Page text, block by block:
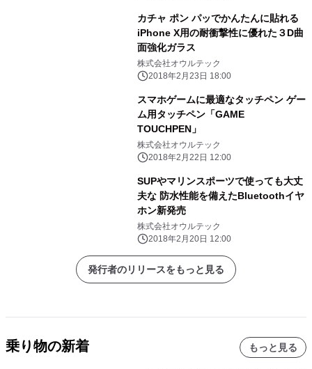
カチャ ポン パッでかんたんに貼れる
iPhone X用の耐衝撃性に優れた３D曲
面強化ガラス
株式会社オウルテック
2018年2月23日 18:00
スマホゲームに最適なタッチペン ゲー
ム用タッチペン「GAME
TOUCHPEN」
株式会社オウルテック
2018年2月22日 12:00
SUPやマリンスポーツで使っても大丈
夫な 防水性能を備えたBluetoothイヤ
ホン新発売
株式会社オウルテック
2018年2月20日 12:00
発行者のリリースをもっと見る
乗り物の新着 もっと見る